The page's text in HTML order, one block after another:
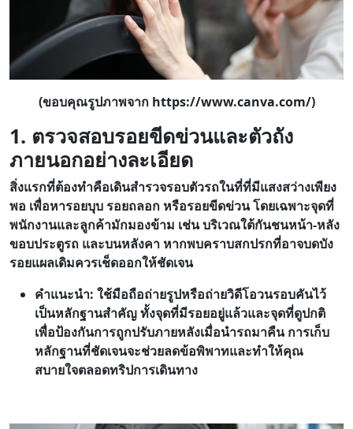
(ขอบคุณรูปภาพจาก https://www.canva.com/)
1. ตรวจสอบรอยขีดข่วนและตัวถัง
ภายนอกอย่างละเอียด
สิ่งแรกที่ต้องทำคือเดินสำรวจรอบตัวรถในที่ที่มีแสงสว่างเพียง
พอ เพื่อหารอยบุบ รอยถลอก หรือรอยขีดข่วน โดยเฉพาะจุดที่
พนักงานและลูกค้ามักมองข้าม เช่น บริเวณใต้กันชนหน้า-หลัง
ขอบประตูรถ และบนหลังคา หากพบคราบสกปรกที่อาจบดบัง
รอยแผลเดิมควรเช็ดออกให้ชัดเจน
คำแนะนำ: ใช้มือถือถ่ายรูปหรือถ่ายวิดีโอวนรอบคันไว้
เป็นหลักฐานสำคัญ ทั้งจุดที่มีรอยอยู่แล้วและจุดที่ดูปกติ
เพื่อป้องกันการถูกปรับภายหลังเมื่อนำรถมาคืน การเก็บ
หลักฐานที่ชัดเจนจะช่วยลดข้อพิพาทและทำให้คุณ
สบายใจตลอดทริปการเดินทาง